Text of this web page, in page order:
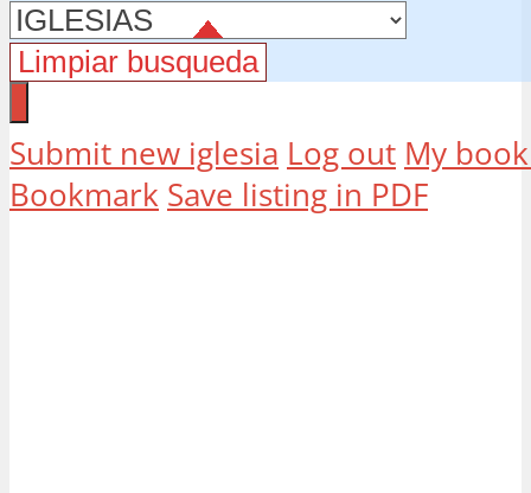
Submit new iglesia Log out My
Bookmark Save listing in PDF